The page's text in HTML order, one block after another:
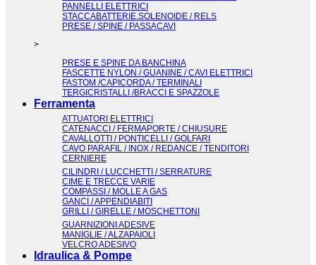
PANNELLI ELETTRICI
STACCABATTERIE.SOLENOIDE / RELS
PRESE / SPINE / PASSACAVI
>
PRESE E SPINE DA BANCHINA
FASCETTE NYLON / GUANINE / CAVI ELETTRICI
FASTOM /CAPICORDA / TERMINALI
TERGICRISTALLI /BRACCI E SPAZZOLE
Ferramenta
ATTUATORI ELETTRICI
CATENACCI / FERMAPORTE / CHIUSURE
CAVALLOTTI / PONTICELLI / GOLFARI
CAVO PARAFIL / INOX / REDANCE / TENDITORI
CERNIERE
CILINDRI / LUCCHETTI / SERRATURE
CIME E TRECCE VARIE
COMPASSI / MOLLE A GAS
GANCI / APPENDIABITI
GRILLI / GIRELLE / MOSCHETTONI
GUARNIZIONI ADESIVE
MANIGLIE / ALZAPAIOLI
VELCRO ADESIVO
Idraulica & Pompe